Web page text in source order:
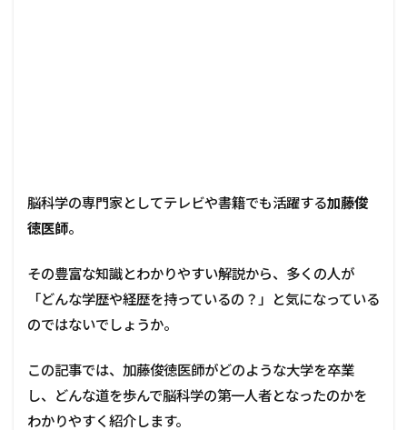
脳科学の専門家としてテレビや書籍でも活躍する加藤俊
徳医師。
その豊富な知識とわかりやすい解説から、多くの人が
「どんな学歴や経歴を持っているの？」と気になっている
のではないでしょうか。
この記事では、加藤俊徳医師がどのような大学を卒業
し、どんな道を歩んで脳科学の第一人者となったのかを
わかりやすく紹介します。